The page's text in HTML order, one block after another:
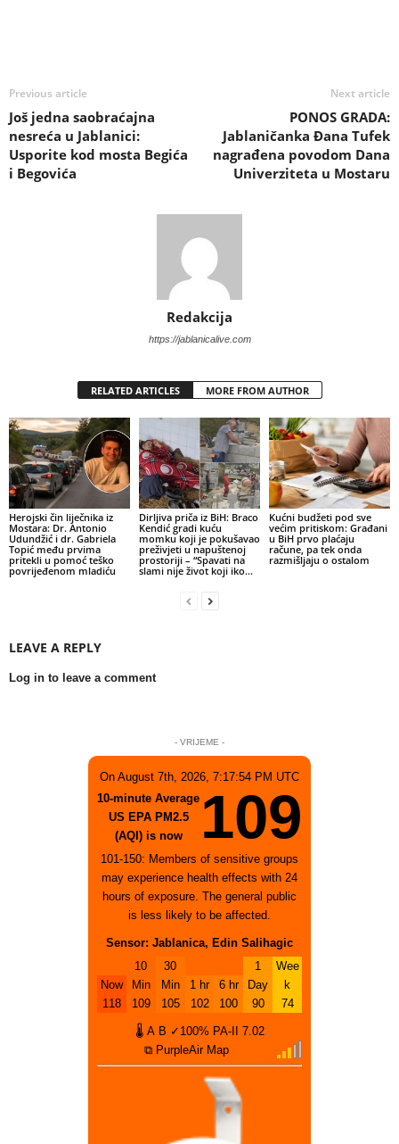
Previous article
Još jedna saobraćajna
nesreća u Jablanici:
Usporite kod mosta Begića
i Begovića
Next article
PONOS GRADA:
Jablaničanka Đana Tufek
nagrađena povodom Dana
Univerziteta u Mostaru
Redakcija
https://jablanicalive.com
RELATED ARTICLES MORE FROM AUTHOR
Herojski čin liječnika iz
Mostara: Dr. Antonio
Udundžić i dr. Gabriela
Topić među prvima
pritekli u pomoć teško
povrijeđenom mladiću
Dirljiva priča iz BiH: Braco
Kendić gradi kuću
momku koji je pokušavao
preživjeti u napuštenoj
prostoriji – “Spavati na
slami nije život koji iko...
Kućni budžeti pod sve
većim pritiskom: Građani
u BiH prvo plaćaju
račune, pa tek onda
razmišljaju o ostalom
LEAVE A REPLY
Log in to leave a comment
- VRIJEME -
On August 7th, 2026, 7:17:54 PM UTC
10-minute Average
US EPA PM2.5
(AQI) is now
109
101-150: Members of sensitive groups
may experience health effects with 24
hours of exposure. The general public
is less likely to be affected.
Sensor: Jablanica, Edin Salihagic
Now
118
10
Min
109
30
Min
105
1 hr
102
6 hr
100
1
Day
90
Wee
k
74
🌡 A B ✓100% PA-II
7.02
⧉ PurpleAir Map